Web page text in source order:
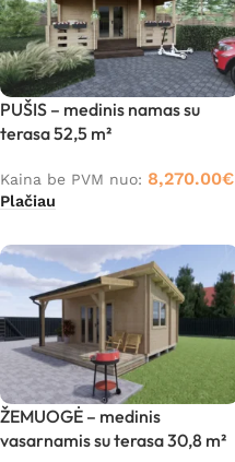
PUŠIS – medinis namas su
terasa 52,5 m²
Kaina be PVM nuo: 8,270.00€
Plačiau
ŽEMUOGĖ – medinis
vasarnamis su terasa 30,8 m²